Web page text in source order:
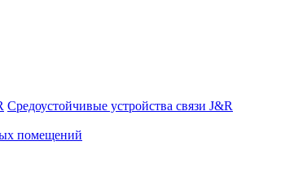
Средоустойчивые устройства связи J&R
помещений